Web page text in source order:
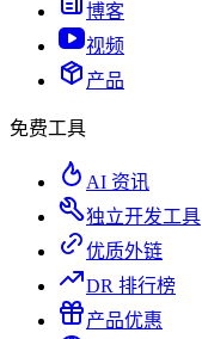
博客
视频
产品
免费工具
AI 资讯
独立开发工具
优质外链
DR 排行榜
产品优惠